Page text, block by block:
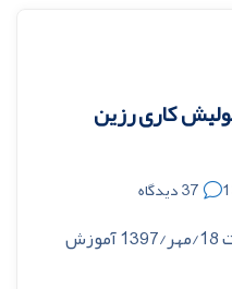
کاری رزین
37 دیدگاه
این صفحه در حال تعمیر است 18/مهر/1397 آموزش